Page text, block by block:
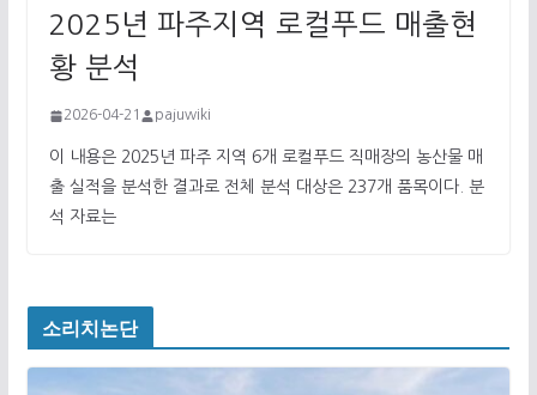
2025년 파주지역 로컬푸드 매출현
황 분석
2026-04-21 pajuwiki
이 내용은 2025년 파주 지역 6개 로컬푸드 직매장의 농산물 매
출 실적을 분석한 결과로 전체 분석 대상은 237개 품목이다. 분
석 자료는
소리치논단